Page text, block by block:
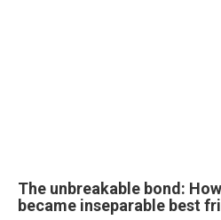
The unbreakable bond:
became inseparable best